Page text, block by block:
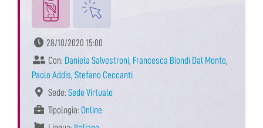
28/10/2020 15:00
Con: Daniela Salvestroni, Francesca Biondi Dal Monte,
Paolo Addis, Stefano Ceccanti
Sede: Sede Virtuale
Tipologia: Online